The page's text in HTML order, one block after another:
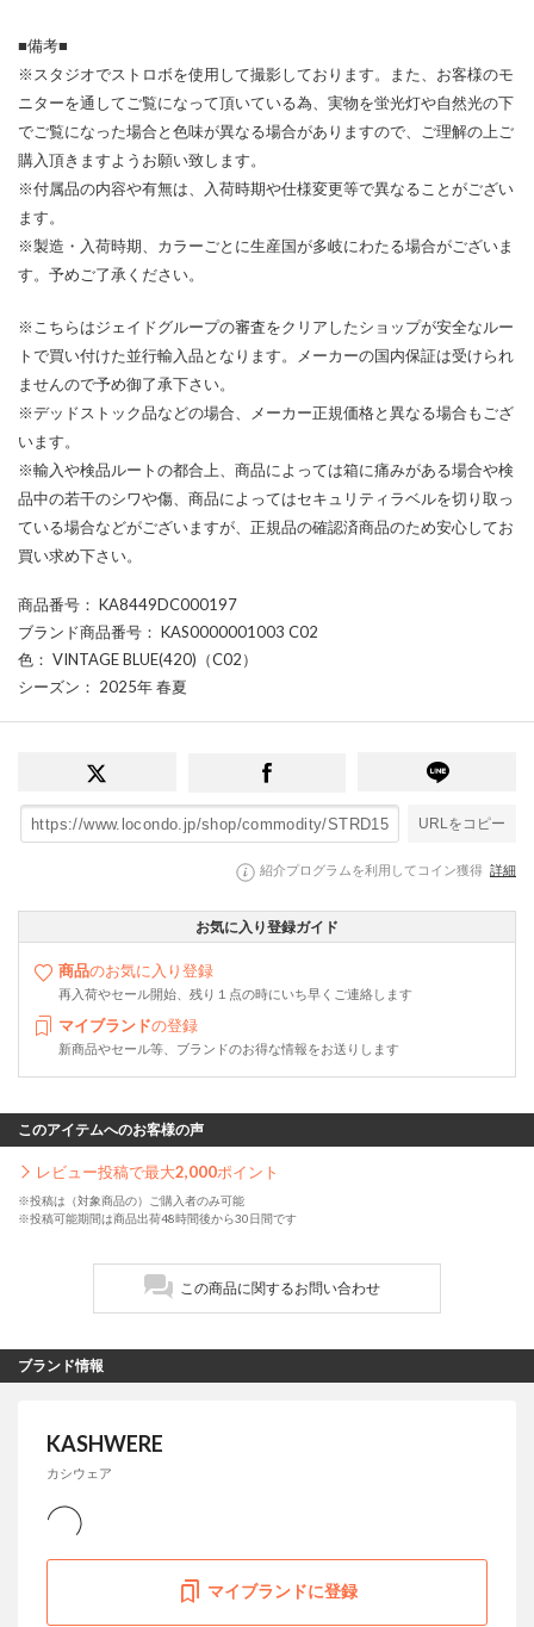
■備考■
※スタジオでストロボを使用して撮影しております。また、お客様のモ
ニターを通してご覧になって頂いている為、実物を蛍光灯や自然光の下
でご覧になった場合と色味が異なる場合がありますので、ご理解の上ご
購入頂きますようお願い致します。
※付属品の内容や有無は、入荷時期や仕様変更等で異なることがござい
ます。
※製造・入荷時期、カラーごとに生産国が多岐にわたる場合がございま
す。予めご了承ください。
※こちらはジェイドグループの審査をクリアしたショップが安全なルー
トで買い付けた並行輸入品となります。メーカーの国内保証は受けられ
ませんので予め御了承下さい。
※デッドストック品などの場合、メーカー正規価格と異なる場合もござ
います。
※輸入や検品ルートの都合上、商品によっては箱に痛みがある場合や検
品中の若干のシワや傷、商品によってはセキュリティラベルを切り取っ
ている場合などがございますが、正規品の確認済商品のため安心してお
買い求め下さい。
商品番号 ： KA8449DC000197
ブランド商品番号 ： KAS0000001003 C02
色 ： VINTAGE BLUE(420)（C02）
シーズン ： 2025年 春夏
URLをコピー
紹介プログラムを利用してコイン獲得 詳細
お気に入り登録ガイド
商品のお気に入り登録
再入荷やセール開始、残り１点の時にいち早くご連絡します
マイブランドの登録
新商品やセール等、ブランドのお得な情報をお送りします
このアイテムへのお客様の声
レビュー投稿で最大2,000ポイント
※投稿は（対象商品の）ご購入者のみ可能
※投稿可能期間は商品出荷48時間後から30日間です
この商品に関するお問い合わせ
ブランド情報
KASHWERE
カシウェア
マイブランドに登録